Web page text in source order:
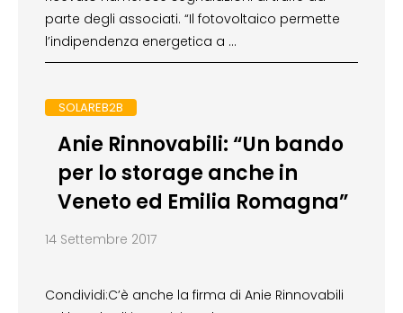
parte degli associati. “Il fotovoltaico permette
l’indipendenza energetica a …
SOLAREB2B
Anie Rinnovabili: “Un bando
per lo storage anche in
Veneto ed Emilia Romagna”
14 Settembre 2017
Condividi:C’è anche la firma di Anie Rinnovabili